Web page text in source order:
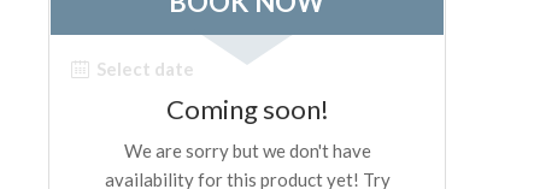
Museo Galileo
Boboli Gardens
The Arnolfo\'s tower